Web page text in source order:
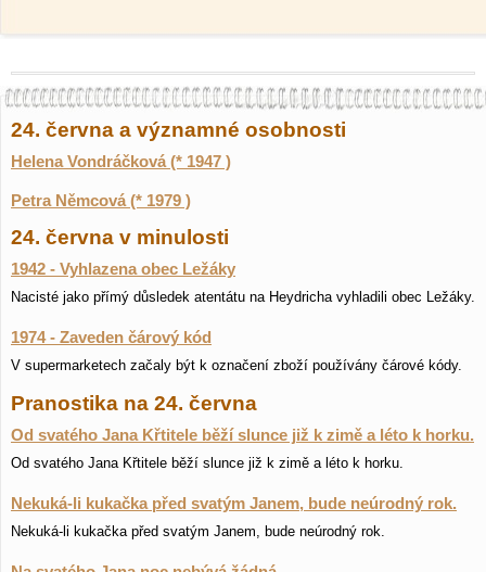
24. června a významné osobnosti
Helena Vondráčková (* 1947 )
Petra Němcová (* 1979 )
24. června v minulosti
1942 - Vyhlazena obec Ležáky
Nacisté jako přímý důsledek atentátu na Heydricha vyhladili obec Ležáky.
1974 - Zaveden čárový kód
V supermarketech začaly být k označení zboží používány čárové kódy.
Pranostika na 24. června
Od svatého Jana Křtitele běží slunce již k zimě a léto k horku.
Od svatého Jana Křtitele běží slunce již k zimě a léto k horku.
Nekuká-li kukačka před svatým Janem, bude neúrodný rok.
Nekuká-li kukačka před svatým Janem, bude neúrodný rok.